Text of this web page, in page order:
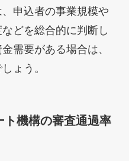
申込者の事業規模や
どを総合的に判断し
需要がある場合は、
ょう。
ト機構の審査通過率